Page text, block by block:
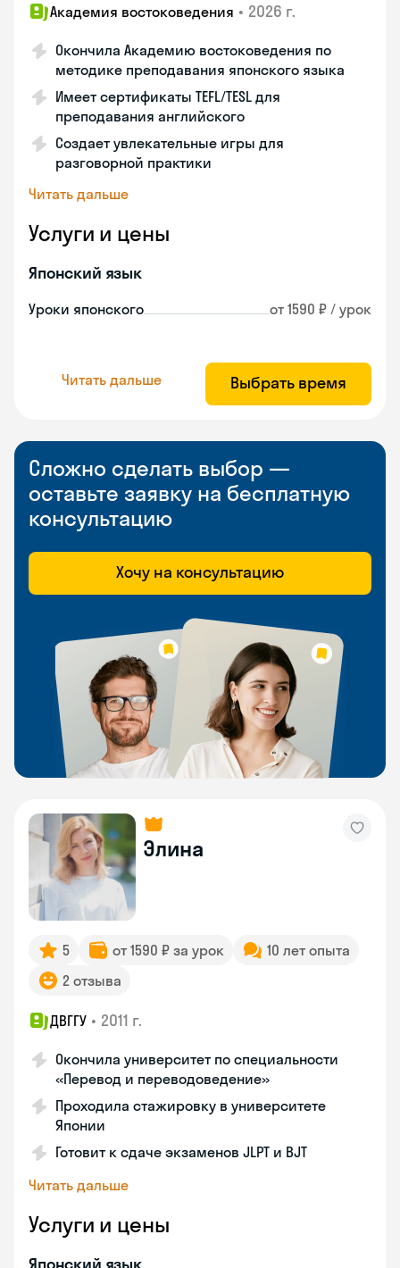
Академия востоковедения • 2026 г.
Окончила Академию востоковедения по
методике преподавания японского языка
Имеет сертификаты TEFL/TESL для
преподавания английского
Создает увлекательные игры для
разговорной практики
Читать дальше
Услуги и цены
Японский язык
Уроки японского от 1590 ₽ / урок
Читать дальше Выбрать время
Сложно сделать выбор —
оставьте заявку на бесплатную
консультацию
Хочу на консультацию
Элина
5 от 1590 ₽ за урок
10 лет опыта
2 отзыва
ДВГГУ • 2011 г.
Окончила университет по специальности
«Перевод и переводоведение»
Проходила стажировку в университете
Японии
Готовит к сдаче экзаменов JLPT и BJT
Читать дальше
Услуги и цены